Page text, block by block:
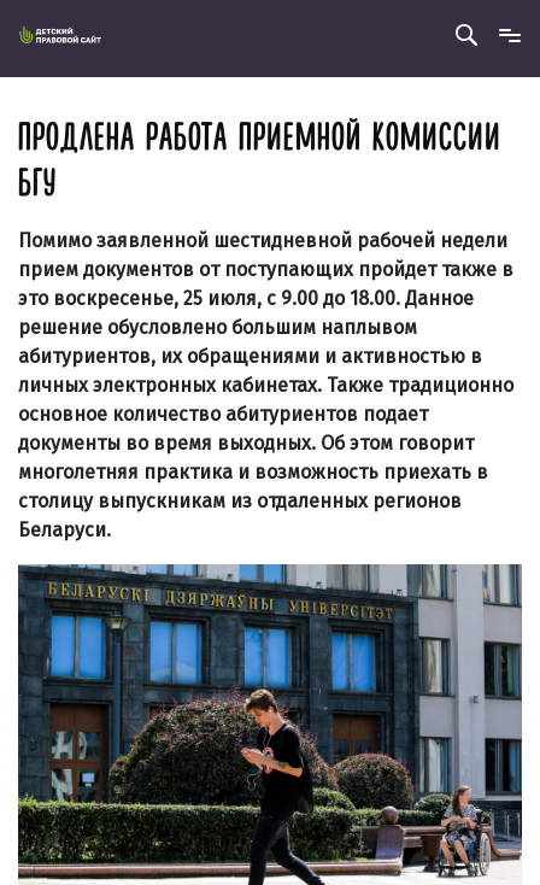
ПРОДЛЕНА РАБОТА ПРИЕМНОЙ КОМИССИИ
БГУ
Помимо заявленной шестидневной рабочей недели
прием документов от поступающих пройдет также в
это воскресенье, 25 июля, с 9.00 до 18.00. Данное
решение обусловлено большим наплывом
абитуриентов, их обращениями и активностью в
личных электронных кабинетах. Также традиционно
основное количество абитуриентов подает
документы во время выходных. Об этом говорит
многолетняя практика и возможность приехать в
столицу выпускникам из отдаленных регионов
Беларуси.